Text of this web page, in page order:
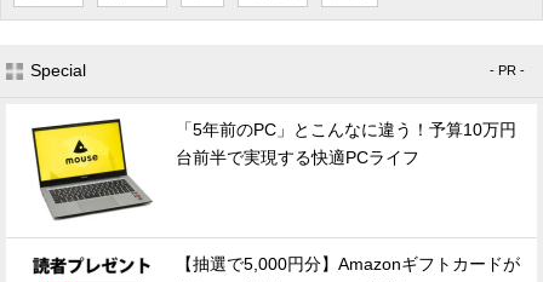
Special - PR -
「5年前のPC」とこんなに違う！予算10万円
台前半で実現する快適PCライフ
【抽選で5,000円分】Amazonギフトカードが